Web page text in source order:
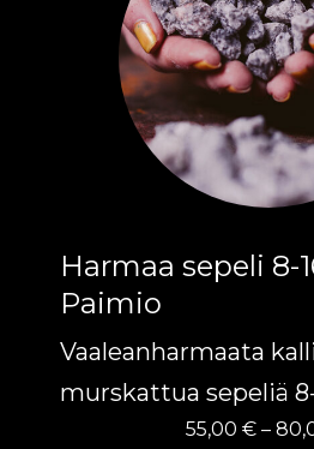
Harmaa sepeli 8-
Paimio
55,00 € –
Vaaleanharmaata
murskattua sepeliä
useampi
muunnelma.
sivulla.